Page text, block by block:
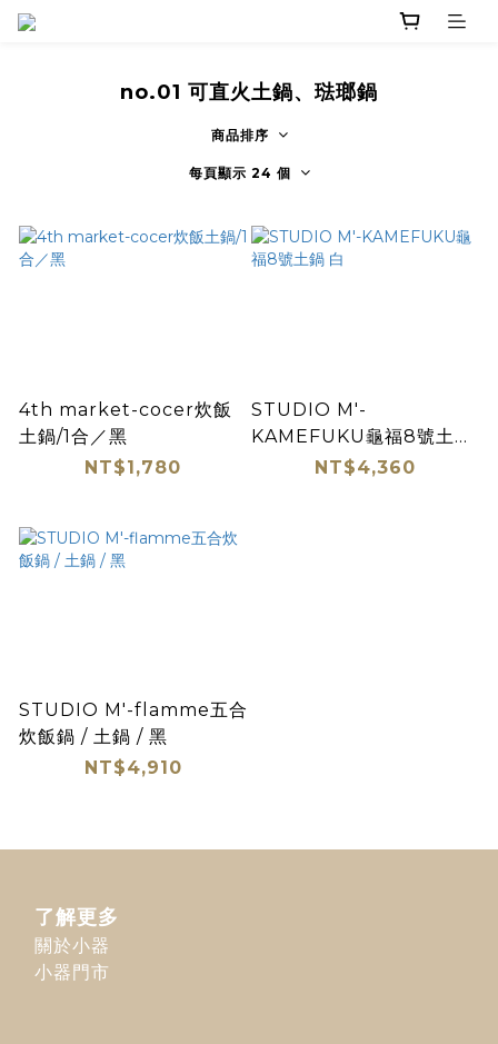
no.01 可直火土鍋、琺瑯鍋
商品排序
每頁顯示 24 個
4th market-cocer炊飯
土鍋/1合／黑
NT$1,780
STUDIO M'-
KAMEFUKU龜福8號土鍋
NT$4,360
STUDIO M'-flamme五合
炊飯鍋 / 土鍋 / 黑
NT$4,910
了解更多
關於小器
小器門市